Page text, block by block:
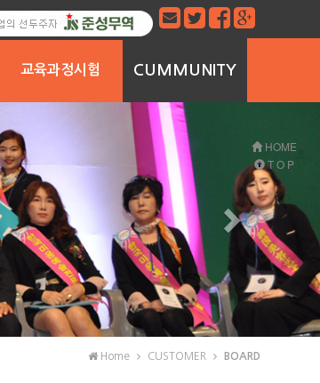
교육과정시험 CUMMUNITY
공지사항
질문과답변
자유게시판
보도자료실
갤러리
Home CUSTOMER BOARD
HOME
T O P